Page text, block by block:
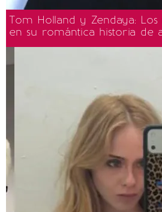
Tom Holland y Zendaya:
en su romántica historia de